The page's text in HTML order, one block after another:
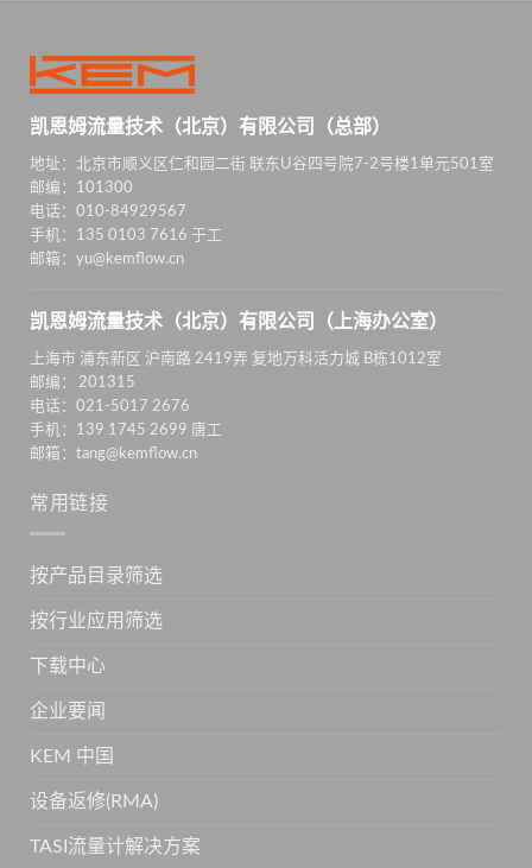
凯恩姆流量技术（北京）有限公司（总部）
地址：北京市顺义区仁和园二街 联东U谷四号院7-2号楼1单元501室
邮编：101300
电话：010-84929567
手机：135 0103 7616 于工
邮箱：yu@kemflow.cn
凯恩姆流量技术（北京）有限公司（上海办公室）
上海市 浦东新区 沪南路 2419弄 复地万科活力城 B栋1012室
邮编： 201315
电话：021-5017 2676
手机：139 1745 2699 唐工
邮箱：tang@kemflow.cn
常用链接
按产品目录筛选
按行业应用筛选
下载中心
企业要闻
KEM 中国
设备返修(RMA)
TASI流量计解决方案